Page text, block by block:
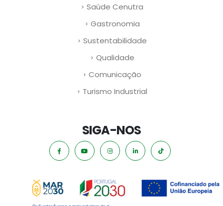
Saúde Cenutra
Gastronomia
Sustentabilidade
Qualidade
Comunicação
Turismo Industrial
SIGA-NOS